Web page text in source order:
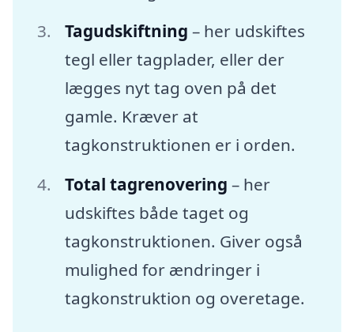
Tagudskiftning – her udskiftes
tegl eller tagplader, eller der
lægges nyt tag oven på det
gamle. Kræver at
tagkonstruktionen er i orden.
Total tagrenovering – her
udskiftes både taget og
tagkonstruktionen. Giver også
mulighed for ændringer i
tagkonstruktion og overetage.